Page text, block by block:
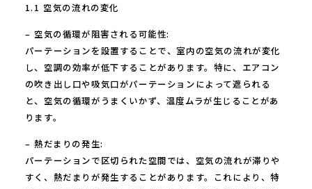
1.1 空気の流れの変化
– 空気の循環が阻害される可能性:
パーテーションを設置することで、室内の空気の流れが変化
し、空調の効率が低下することがあります。特に、エアコン
の吹き出し口や吸気口がパーテーションによって遮られる
と、空気の循環がうまくいかず、温度ムラが生じることがあ
ります。
– 熱だまりの発生:
パーテーションで区切られた空間では、空気の流れが滞りや
すく、熱だまりが発生することがあります。これにより、特